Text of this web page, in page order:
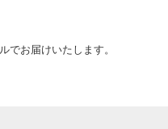
でお届けいたします。